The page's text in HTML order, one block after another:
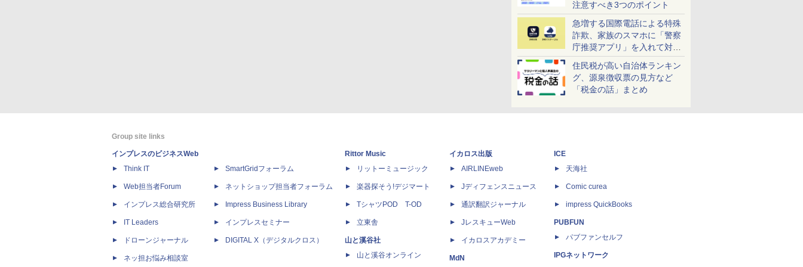
注意すべき3つのポイント
急増する国際電話による特殊
詐欺、家族のスマホに「警察
庁推奨アプリ」を入れて対策
しよう！
住民税が高い自治体ランキン
グ、源泉徴収票の見方など
「税金の話」まとめ
Group site links
インプレスのビジネスWeb
Think IT
Web担当者Forum
インプレス総合研究所
IT Leaders
ドローンジャーナル
ネッ担お悩み相談室
SmartGridフォーラム
ネットショップ担当者フォーラム
Impress Business Library
インプレスセミナー
DIGITAL X（デジタルクロス）
Rittor Music
リットーミュージック
楽器探そう!デジマート
TシャツPOD T-OD
立東舎
山と溪谷社
山と溪谷オンライン
イカロス出版
AIRLINEweb
Jディフェンスニュース
通訳翻訳ジャーナル
JレスキューWeb
イカロスアカデミー
MdN
ICE
天海社
Comic curea
impress QuickBooks
PUBFUN
パブファンセルフ
IPGネットワーク